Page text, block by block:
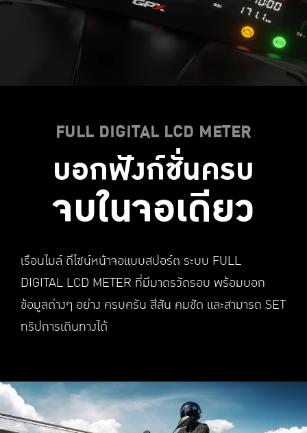
FULL DIGITAL LCD METER
บอกฟังก์ชั่นครบ
จบในจอเดียว
เรือนไมล์ ดีไซน์หน้าจอแบบสปอร์ต ระบบ FULL
DIGITAL LCD METER ท่ีมีมาตรวัดรอบ พร้อมบอก
ข้อมูลต่างๆ อย่าง ครบครัน สีสัน คมชัด และสามารถ SET
ทริปการเดินทางได้